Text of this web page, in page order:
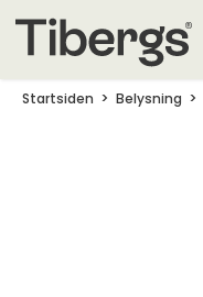
Startsiden Belysning